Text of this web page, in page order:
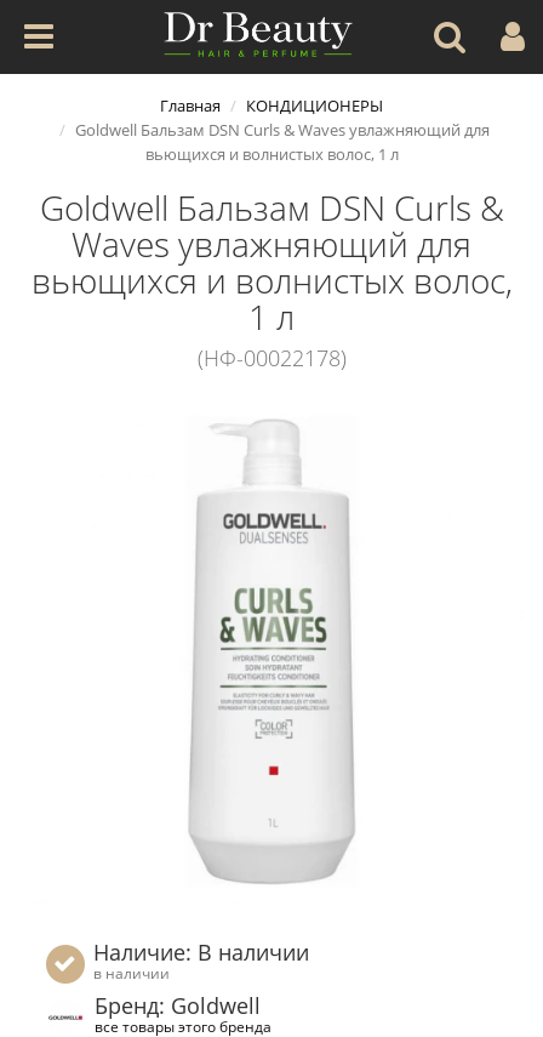
Главная
КОНДИЦИОНЕРЫ
Goldwell Бальзам DSN Curls & Waves увлажняющий для
вьющихся и волнистых волос, 1 л
Goldwell Бальзам DSN Curls &
Waves увлажняющий для
вьющихся и волнистых волос,
1 л
(НФ-00022178)
Наличие: В наличии
в наличии
Бренд: Goldwell
все товары этого бренда